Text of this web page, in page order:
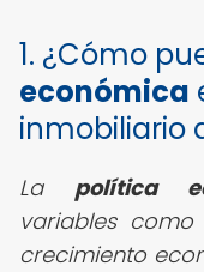
1. ¿Cómo
económica
inmobiliario
La política
variables
crecimiento